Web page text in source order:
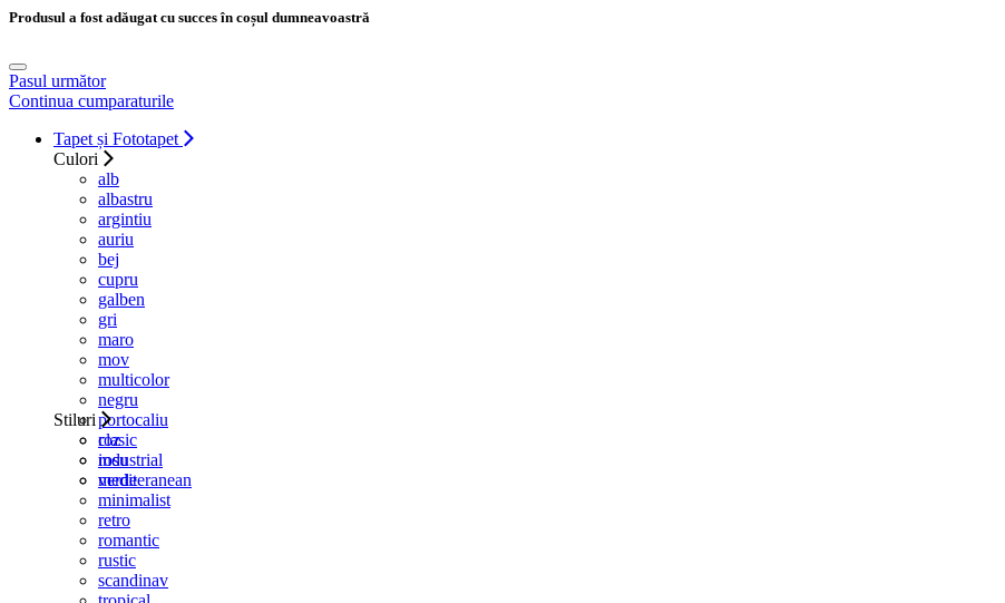
Produsul a fost adăugat cu succes în coșul dumneavoastră
Pasul următor
Continua cumparaturile
Tapet și Fototapet
Culori
alb
albastru
argintiu
auriu
bej
cupru
galben
gri
maro
mov
multicolor
negru
portocaliu
roz
rosu
verde
Stiluri
clasic
industrial
mediteranean
minimalist
retro
romantic
rustic
scandinav